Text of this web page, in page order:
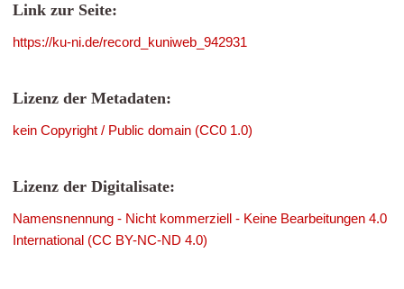
Link zur Seite:
https://ku-ni.de/record_kuniweb_942931
Lizenz der Metadaten:
kein Copyright / Public domain (CC0 1.0)
Lizenz der Digitalisate:
Namensnennung - Nicht kommerziell - Keine Bearbeitungen 4.0
International (CC BY-NC-ND 4.0)